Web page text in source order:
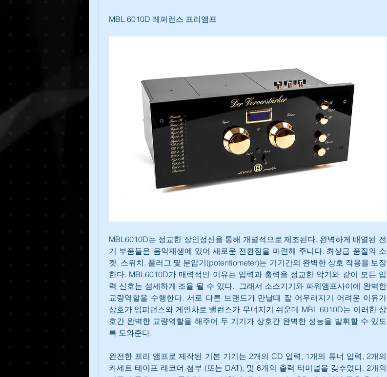
MBL 6010D 레퍼런스 프리앰프
MBL6010D는 정교한 장인정신을 통해 개별적으로 제조된다. 완벽하게 배열된 전
기 부품들은 음악재생에 있어 새로운 전환점을 마련해 주니다. 최상급 품질의 소
켓, 스위치, 플러그 및 분압기(potentiometer)는 기기간의 완벽한 상호 작용을 보장
한다. MBL6010D가 매력적인 이유는 입력과 출력을 정교한 악기와 같이 모든 입
력 신호는 섬세하게 조율 될 수 있다.  그래서 소스기기와 파워앰프사이에 완벽한
교량역할을 수행한다. 서로 다른 브랜드가 만날때 잘 어우러지기 어려운 이유가
상호가 임피던스와 게인차로 밸런스가 무너지기 쉬운데 MBL 6010D는 이러한 상
호간 완벽한 교량역할을 해주어 두 기기가 상호간 완벽한 성능을 발휘할 수 있도
록 도와준다.
완전한 프리 앰프로 제작된 기본 기기는 2개의 CD 입력, 1개의 튜너 입력, 2개의
카세트 테이프 레코더 첨부 (또는 DAT), 및 6개의 출력 터미널을 갖추었다. 2개의